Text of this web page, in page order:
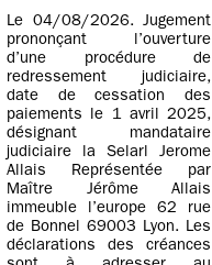
Le 04/08/2026. Jugement
prononçant l’ouverture
d’une procédure de
redressement judiciaire,
date de cessation des
paiements le 1 avril 2025,
désignant mandataire
judiciaire la Selarl Jerome
Allais Représentée par
Maître Jérôme Allais
immeuble l’europe 62 rue
de Bonnel 69003 Lyon. Les
déclarations des créances